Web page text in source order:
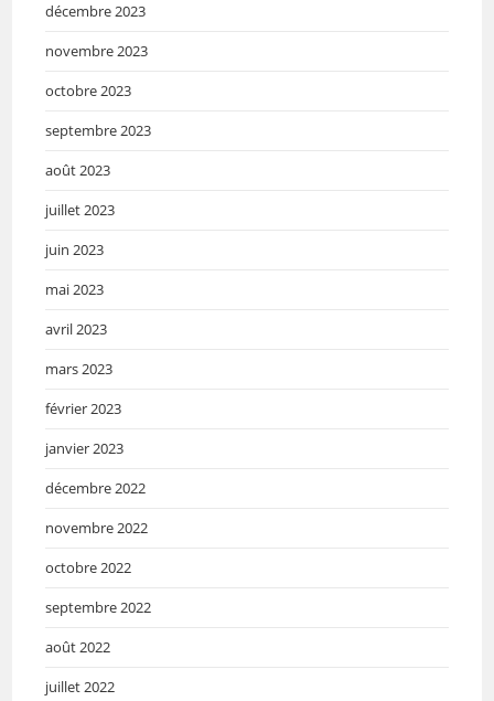
décembre 2023
novembre 2023
octobre 2023
septembre 2023
août 2023
juillet 2023
juin 2023
mai 2023
avril 2023
mars 2023
février 2023
janvier 2023
décembre 2022
novembre 2022
octobre 2022
septembre 2022
août 2022
juillet 2022